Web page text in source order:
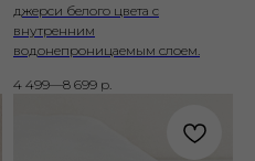
джерси белого цвета с
внутренним
водонепроницаемым слоем.
4 499—8 699 р.